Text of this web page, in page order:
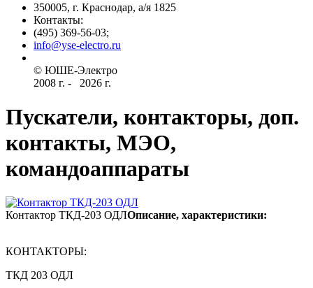
350005, г. Краснодар, а/я 1825
Контакты: ­
(495) 369-56-03;
info@yse-electro.ru­
© ЮШЕ-Эл­ектро ­
2008 г­. - ­ ­­­­­
2026 г.
Пускатели, контакторы, доп.
контакты, МЭО,
командоаппараты
Контактор ТКД-203 ОДЛОписание, характеристики:
КОНТАКТОРЫ:
ТКД 203 ОДЛ